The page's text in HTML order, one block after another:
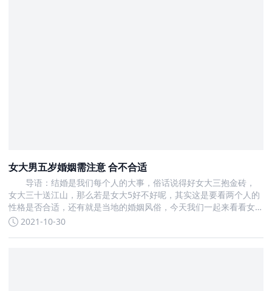
女大男五岁婚姻需注意 合不合适
导语：结婚是我们每个人的大事，俗话说得好女大三抱金砖，
女大三十送江山，那么若是女大5好不好呢，其实这是要看两个人的
性格是否合适，还有就是当地的婚姻风俗，今天我们一起来看看女
大男五岁婚姻需注意
2021-10-30